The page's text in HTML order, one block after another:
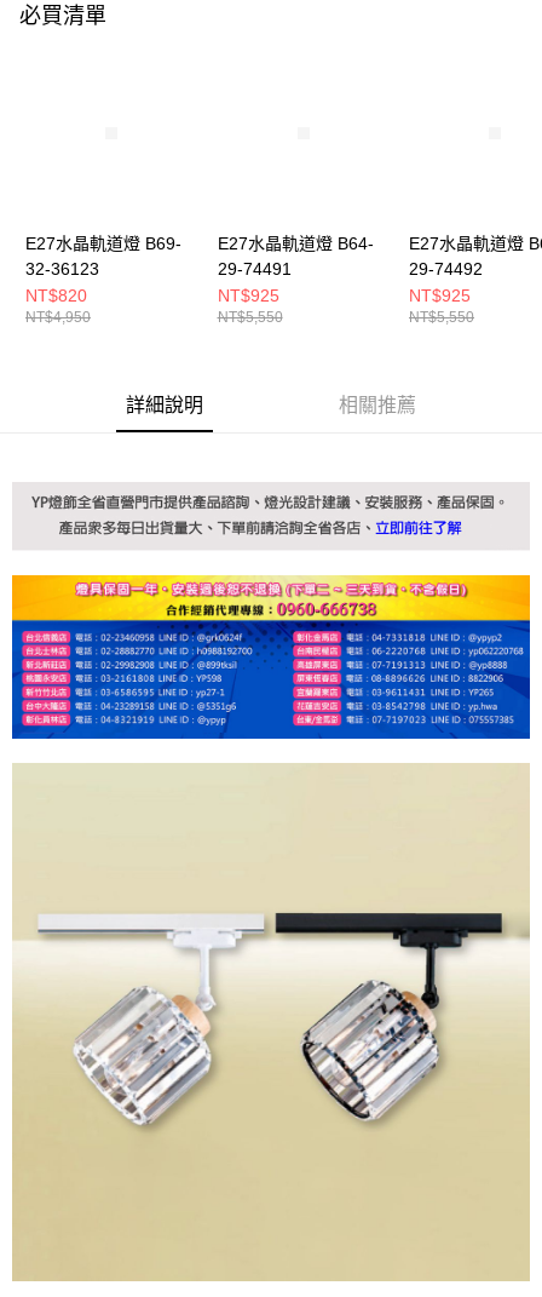
１．透過由恩沛科技股份有限公司提供之「AFTEE先享後付」服務完成之交
５．嚴禁一人註冊多個帳號或使用他人資訊註冊。若發現惡意使用之情形，
恩沛科技股份有限公司將有權停止該用戶之使用額度並採取法律行動。
必買清單
E27水晶軌道燈 B69-
32-36123
NT$820
NT$4,950
E27水晶軌道燈 B64-
29-74491
NT$925
NT$5,550
E27水晶軌道燈
29-74492
NT$925
NT$5,550
詳細說明 相關推薦